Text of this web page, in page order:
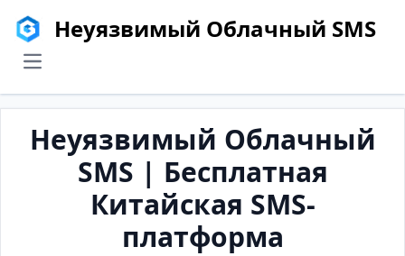
Неуязвимый Облачный SMS
menu
Неуязвимый Облачный
SMS | Бесплатная
Китайская SMS-
платформа